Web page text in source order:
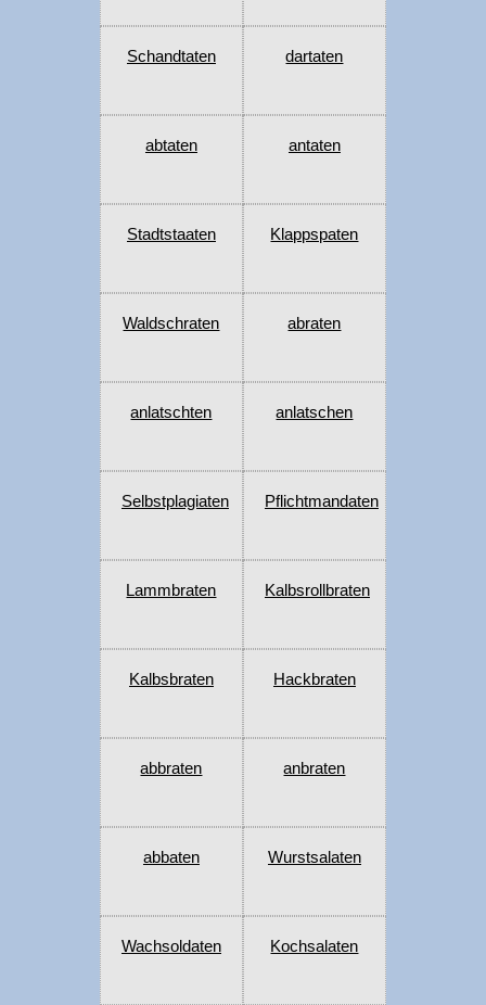
Schandtaten dartaten
abtaten antaten
Stadtstaaten Klappspaten
Waldschraten abraten
anlatschten anlatschen
Selbstplagiaten Pflichtmandaten
Lammbraten Kalbsrollbraten
Kalbsbraten Hackbraten
abbraten anbraten
abbaten Wurstsalaten
Wachsoldaten Kochsalaten